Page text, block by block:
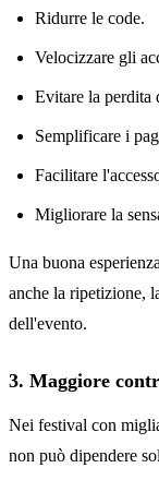
Ridurre le code.
Velocizzare gli
Evitare la
Semplificare i
Facilitare
Migliorare la
Una buona
anche la ripetizione,
dell'evento.
3. Maggiore
Nei festival con
non può dipendere